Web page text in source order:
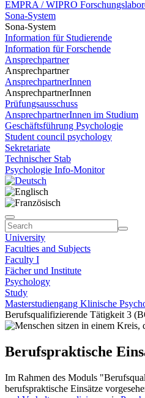
EMPRA / WIPRO
Sona-System
Sona-System
Information für Studierende
Information für Forschende
Ansprechpartner
Ansprechpartner
AnsprechpartnerInnen
AnsprechpartnerInnen
Prüfungsausschuss
AnsprechpartnerInnen im Studium
Geschäftsführung Psychologie
Student council psychology
Sekretariate
Technischer Stab
Psychologie Info-Monitor
University
Faculties and Subjects
Faculty I
Fächer und Institute
Psychology
Study
Masterstudiengang Klinische
Berufsqualifizierende Tätigkeit 3
Berufspraktische
Im Rahmen des Moduls
berufspraktische Einsätze